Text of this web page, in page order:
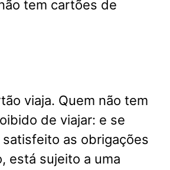
tem cartões de
viaja. Quem não tem
de viajar: e se
satisfeito as obrigações
está sujeito a uma